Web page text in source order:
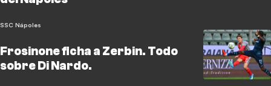
SSC Nápoles
Frosinone ficha a Zerbin. Todo
sobre Di Nardo.